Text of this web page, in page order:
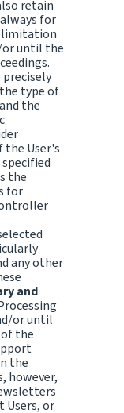
retain
for
limitation
or until the
type of
the
the User's
the
for
any other
and
or until
of the
the
however,
Users, or